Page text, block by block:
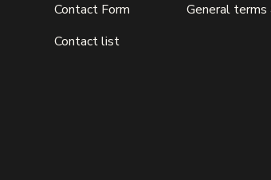
Contact Form
Contact list
General terms